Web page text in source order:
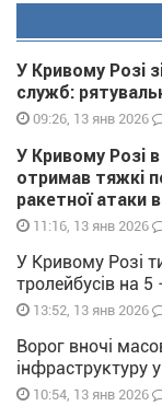
У Кривому Розі
служб:
09:26, 13 янв 2026
У Кривому Розі в
отримав тяжкі
ракетної атаки
11:16, 13 янв 2026
У Кривому Розі
тролейбусів на
13:52, 13 янв 2026
Ворог вночі
інфраструктуру
10:54, 13 янв 2026